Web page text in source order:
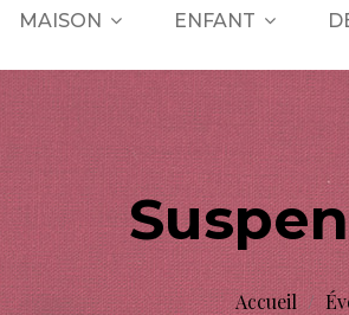
MAISON ENFANT
Accueil